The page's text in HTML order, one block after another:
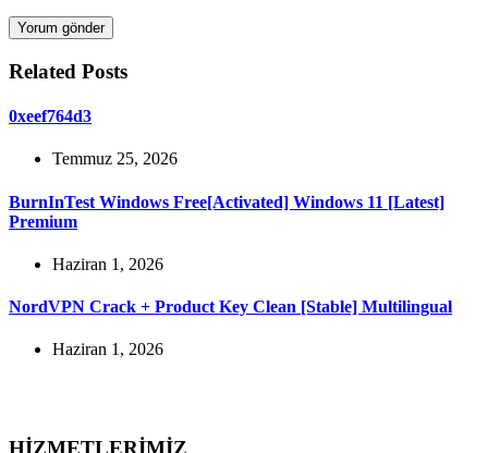
Yorum gönder
Related Posts
0xeef764d3
Temmuz 25, 2026
BurnInTest Windows Free[Activated] Windows 11 [Latest]
Premium
Haziran 1, 2026
NordVPN Crack + Product Key Clean [Stable] Multilingual
Haziran 1, 2026
HİZMETLERİMİZ